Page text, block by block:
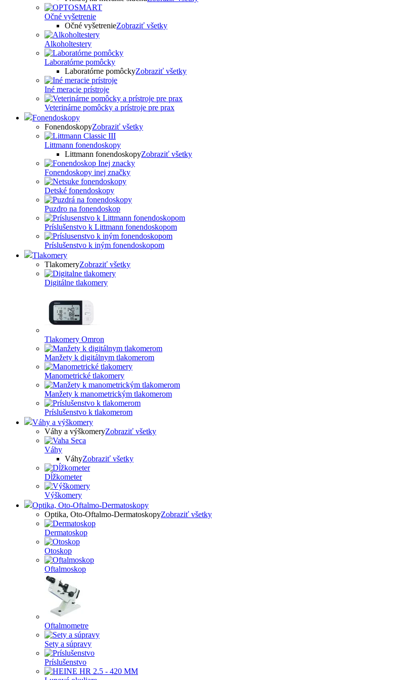
Očné vyšetrenie
Očné vyšetrenieZobraziť všetky
Alkoholtestery
Laboratórne pomôcky
Laboratórne pomôckyZobraziť všetky
Iné meracie prístroje
Veterinárne pomôcky a prístroje pre prax
Fonendoskopy
FonendoskopyZobraziť všetky
Littmann fonendoskopy
Littmann fonendoskopyZobraziť všetky
Fonendoskopy inej značky
Detské fonendoskopy
Puzdro na fonendoskop
Príslušenstvo k Littmann fonendoskopom
Príslušenstvo k iným fonendoskopom
Tlakomery
TlakomeryZobraziť všetky
Digitálne tlakomery
Tlakomery Omron
Manžety k digitálnym tlakomerom
Manometrické tlakomery
Manžety k manometrickým tlakomerom
Príslušenstvo k tlakomerom
Váhy a výškomery
Váhy a výškomeryZobraziť všetky
Váhy
VáhyZobraziť všetky
Dĺžkometer
Výškomery
Optika, Oto-Oftalmo-Dermatoskopy
Optika, Oto-Oftalmo-DermatoskopyZobraziť všetky
Dermatoskop
Otoskop
Oftalmoskop
Oftalmometre
Sety a súpravy
Príslušenstvo